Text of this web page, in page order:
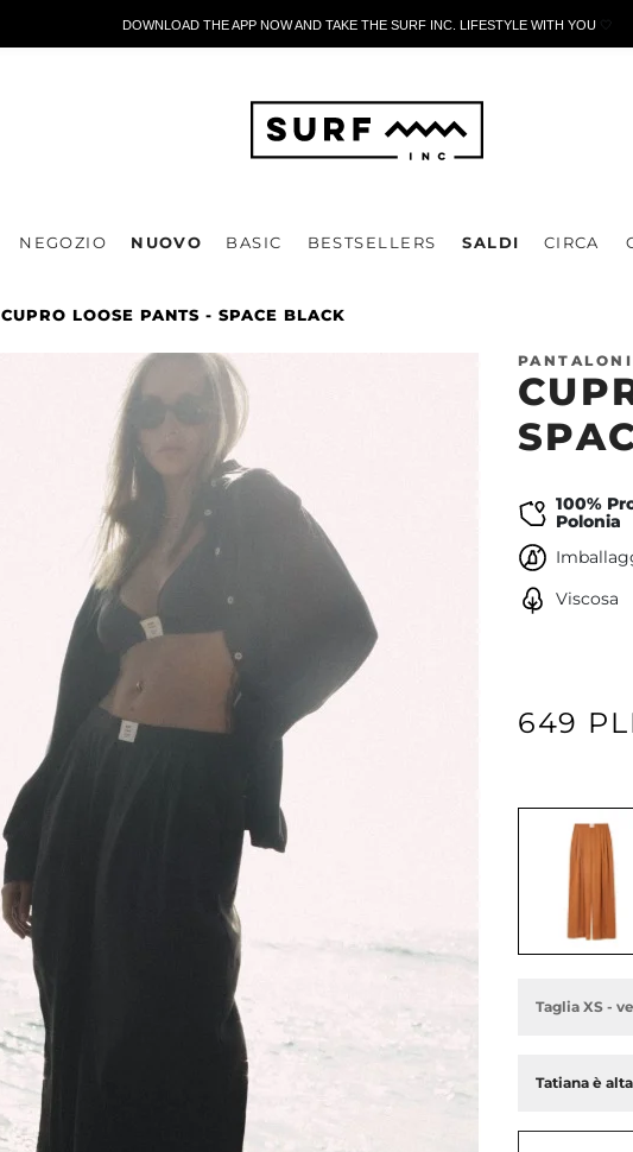
DOWNLOAD THE APP NOW AND TAKE THE SURF INC. LIFESTYLE WITH YOU🤍
NEGOZIO NUOVO BASIC BESTSELLERS SALDI CIRCA
CUPRO LOOSE PANTS - SPACE BLACK
100%
Polonia
Viscosa
649
Taglia XS -
Tatiana è